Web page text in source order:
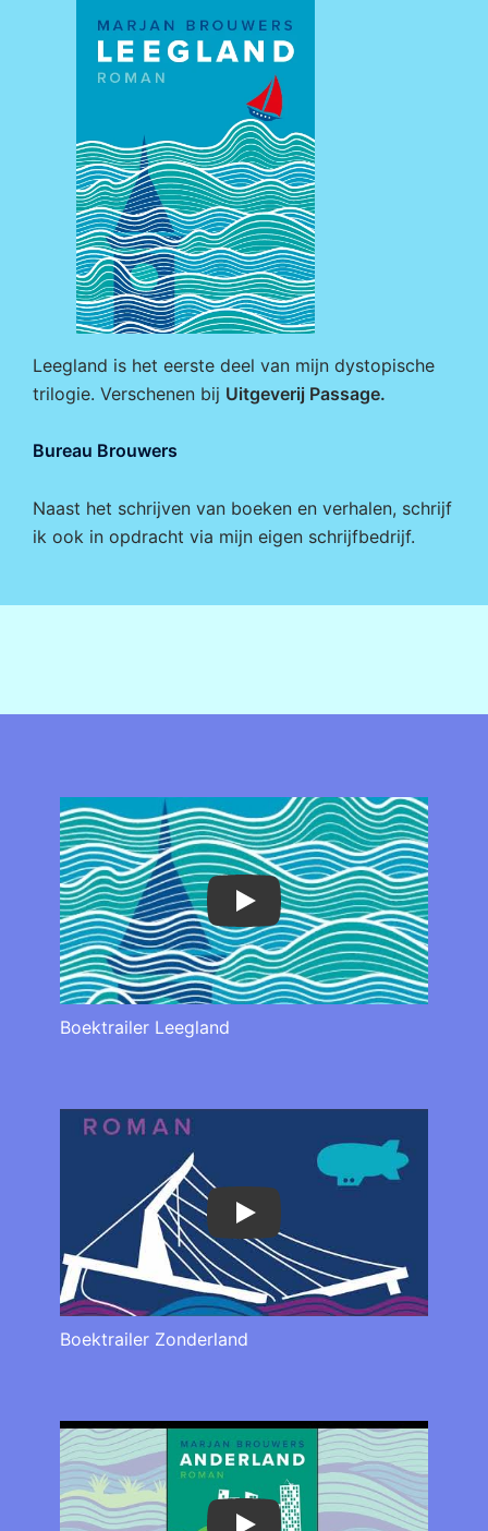
Leegland is het eerste deel van mijn dystopische
trilogie. Verschenen bij Uitgeverij Passage.
Bureau Brouwers
Naast het schrijven van boeken en verhalen, schrijf
ik ook in opdracht via mijn eigen schrijfbedrijf.
Play
Boektrailer Leegland
Play
Boektrailer Zonderland